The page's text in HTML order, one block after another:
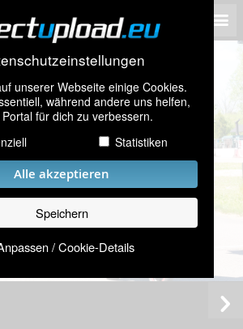
unserer Webseite einige Cookies.
während andere uns helfen,
für dich zu verbessern.
Statistiken
Alle akzeptieren
Speichern
/ Cookie-Details